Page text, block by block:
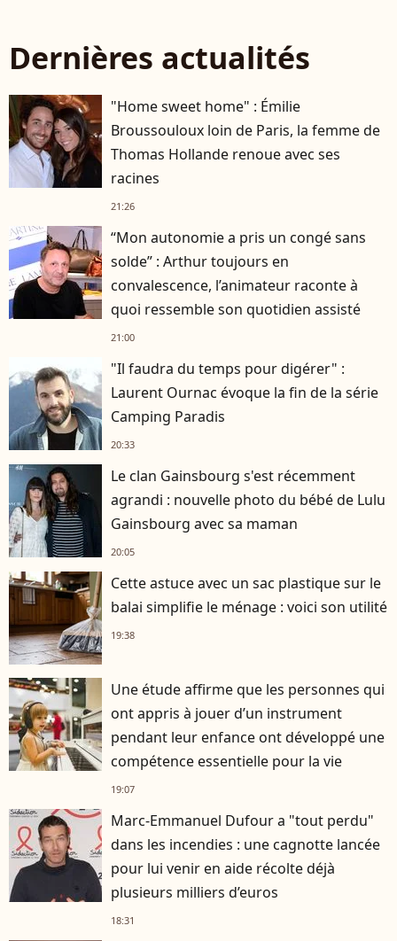
Dernières actualités
"Home sweet home" : Émilie
Broussouloux loin de Paris, la femme de
Thomas Hollande renoue avec ses
racines
21:26
“Mon autonomie a pris un congé sans
solde” : Arthur toujours en
convalescence, l’animateur raconte à
quoi ressemble son quotidien assisté
21:00
"Il faudra du temps pour digérer" :
Laurent Ournac évoque la fin de la série
Camping Paradis
20:33
Le clan Gainsbourg s'est récemment
agrandi : nouvelle photo du bébé de Lulu
Gainsbourg avec sa maman
20:05
Cette astuce avec un sac plastique sur le
balai simplifie le ménage : voici son utilité
19:38
Une étude affirme que les personnes qui
ont appris à jouer d’un instrument
pendant leur enfance ont développé une
compétence essentielle pour la vie
19:07
Marc-Emmanuel Dufour a "tout perdu"
dans les incendies : une cagnotte lancée
pour lui venir en aide récolte déjà
plusieurs milliers d’euros
18:31